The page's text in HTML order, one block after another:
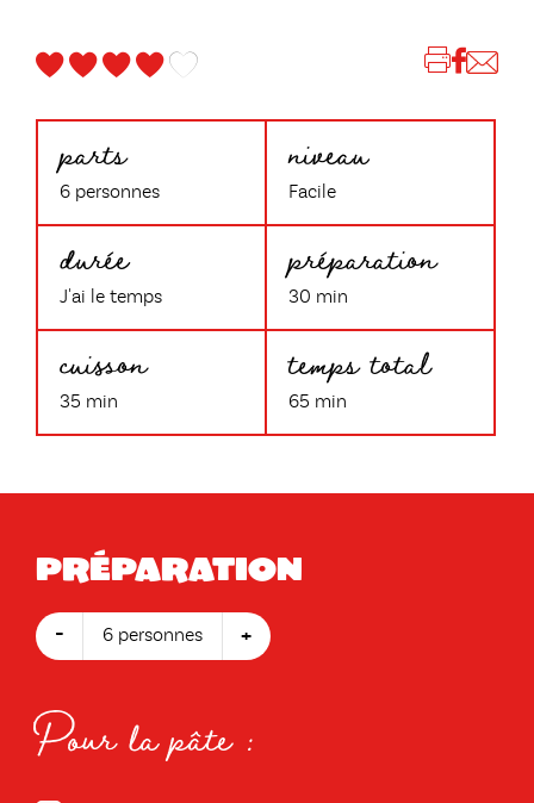
parts
6 personnes
niveau
Facile
durée
J'ai le temps
préparation
30 min
cuisson
35 min
temps total
65 min
Préparation
- 6 personnes +
Pour la pâte :